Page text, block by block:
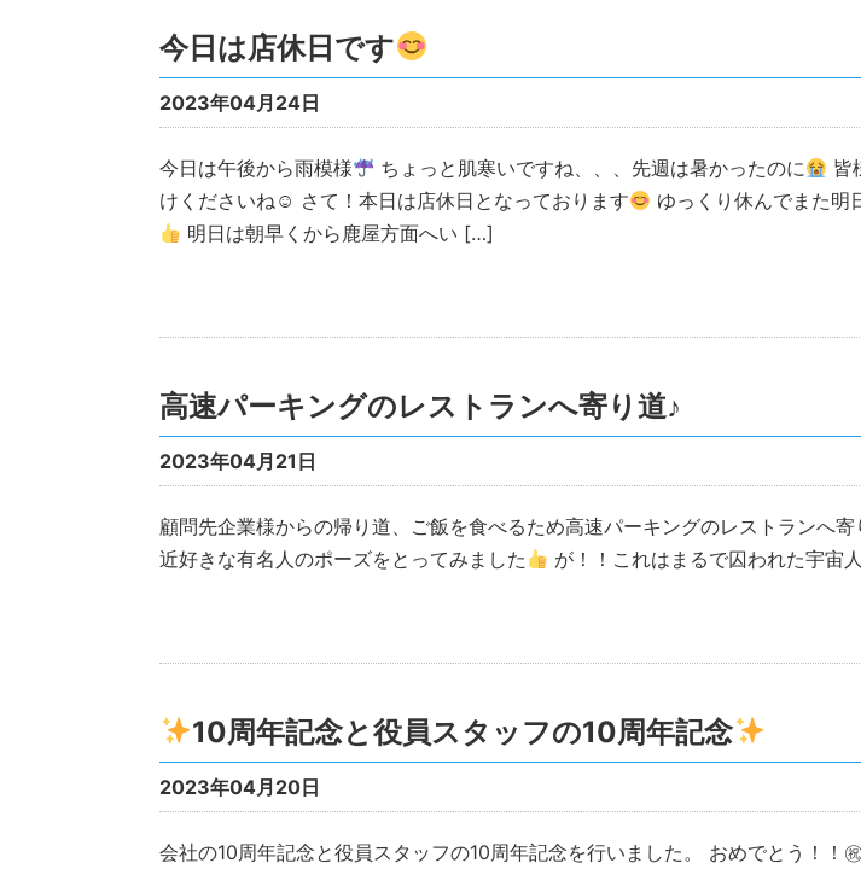
今日は店休日です
2023年04月24日
今日は午後から雨模様 ちょっと肌寒いですね、、、先週は暑かったのに
皆
けくださいね☺ さて！本日は店休日となっております
ゆっくり休んでまた明
明日は朝早くから鹿屋方面へい […]
高速パーキングのレストランへ寄り道♪
2023年04月21日
顧問先企業様からの帰り道、ご飯を食べるため高速パーキングのレストランへ寄
近好きな有名人のポーズをとってみました
が！！これはまるで囚われた宇宙
10周年記念と役員スタッフの10周年記念
2023年04月20日
会社の10周年記念と役員スタッフの10周年記念を行いました。 おめでとう！！㊗